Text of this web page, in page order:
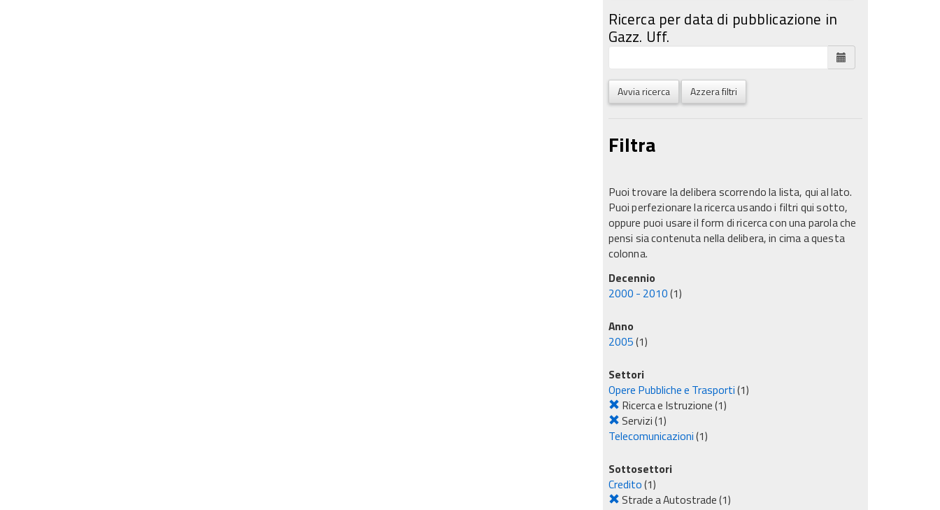
Ricerca per data di pubblicazione in
Gazz. Uff.
Avvia ricerca Azzera filtri
Filtra
Puoi trovare la delibera scorrendo la lista, qui al lato.
Puoi perfezionare la ricerca usando i filtri qui sotto,
oppure puoi usare il form di ricerca con una parola che
pensi sia contenuta nella delibera, in cima a questa
colonna.
Decennio
2000 - 2010(1)
Anno
2005(1)
Settori
Opere Pubbliche e Trasporti(1)
Ricerca e Istruzione(1)
Servizi(1)
Telecomunicazioni(1)
Sottosettori
Credito(1)
Strade a Autostrade(1)